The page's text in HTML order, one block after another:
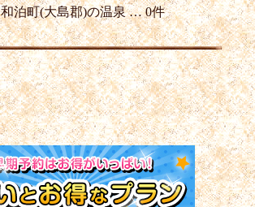
和泊町(大島郡)の温泉 … 0件